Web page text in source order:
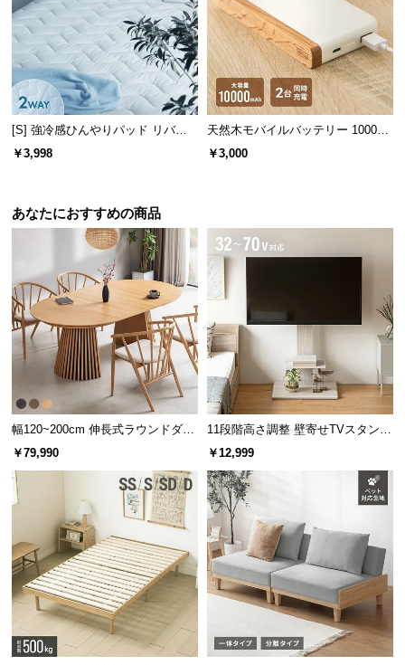
ス
つ
い
て
搬
入
に
て
返
品・
ン
セ
ル
に
保
証
に
つ
い
[S] 強冷感ひんやりパッド リバー
シブル プレミアム 速乾 抗菌 洗え
￥3,998
天然木モバイルバッテリー 10000m
Ah USB-C/USB-A 2台同時充電対応
￥3,000
あなたにおすすめの商品
幅120~200cm 伸長式ラウンドダイ
ニングテーブル 6人掛け 天然木突
板 美しい格子デザイン
￥79,990
11段階高さ調整 壁寄せTVスタンド
キャスター付き 上下左右角度調節
￥12,999